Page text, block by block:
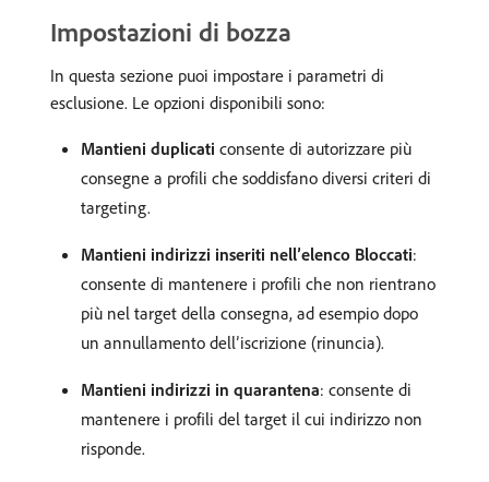
Impostazioni di bozza
In questa sezione puoi impostare i parametri di
esclusione. Le opzioni disponibili sono:
Mantieni duplicati consente di autorizzare più
consegne a profili che soddisfano diversi criteri di
targeting.
Mantieni indirizzi inseriti nell’elenco Bloccati:
consente di mantenere i profili che non rientrano
più nel target della consegna, ad esempio dopo
un annullamento dell’iscrizione (rinuncia).
Mantieni indirizzi in quarantena: consente di
mantenere i profili del target il cui indirizzo non
risponde.